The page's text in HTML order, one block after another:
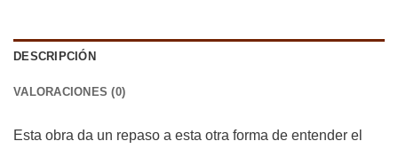
DESCRIPCIÓN
VALORACIONES (0)
Esta obra da un repaso a esta otra forma de entender el